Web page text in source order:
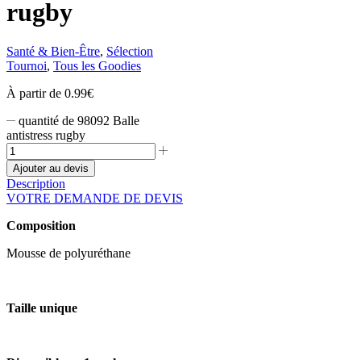
rugby
Santé & Bien-Être, Sélection
Tournoi, Tous les Goodies
À partir de 0.99€
quantité de 98092 Balle
antistress rugby
Ajouter au devis
Description
VOTRE DEMANDE DE DEVIS
Composition
Mousse de polyuréthane
Taille unique